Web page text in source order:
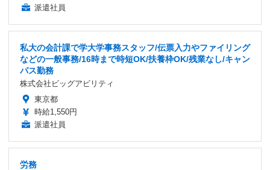
派遣社員
私大の会計課で学大学事務スタッフ/伝票入力やファイリング
などの一般事務/16時まで時短OK/扶養枠OK/残業なし/キャン
パス勤務
株式会社ビッグアビリティ
東京都
時給1,550円
派遣社員
労務